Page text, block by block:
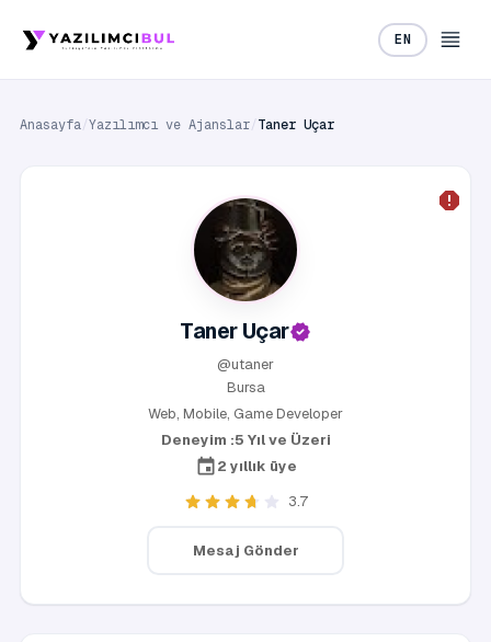
EN
Anasayfa/Yazılımcı ve Ajanslar/Taner Uçar
Taner Uçar
@utaner
Bursa
Web, Mobile, Game Developer
Deneyim :5 Yıl ve Üzeri
2 yıllık üye
3.7
Mesaj Gönder